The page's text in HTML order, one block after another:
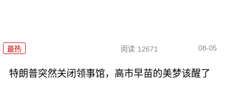
最热 阅读 12671 08-05
特朗普突然关闭领事馆，高市早苗的美梦该醒了